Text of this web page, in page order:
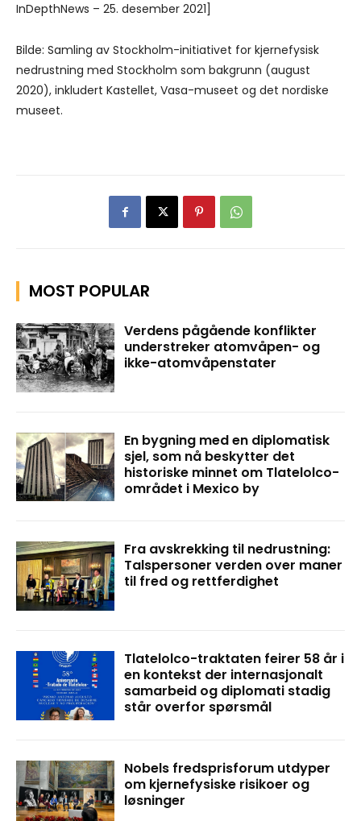
InDepthNews – 25. desember 2021]
Bilde: Samling av Stockholm-initiativet for kjernefysisk
nedrustning med Stockholm som bakgrunn (august
2020), inkludert Kastellet, Vasa-museet og det nordiske
museet.
MOST POPULAR
Verdens pågående konflikter
understreker atomvåpen- og
ikke-atomvåpenstater
En bygning med en diplomatisk
sjel, som nå beskytter det
historiske minnet om Tlatelolco-
området i Mexico by
Fra avskrekking til nedrustning:
Talspersoner verden over maner
til fred og rettferdighet
Tlatelolco-traktaten feirer 58 år i
en kontekst der internasjonalt
samarbeid og diplomati stadig
står overfor spørsmål
Nobels fredsprisforum utdyper
om kjernefysiske risikoer og
løsninger